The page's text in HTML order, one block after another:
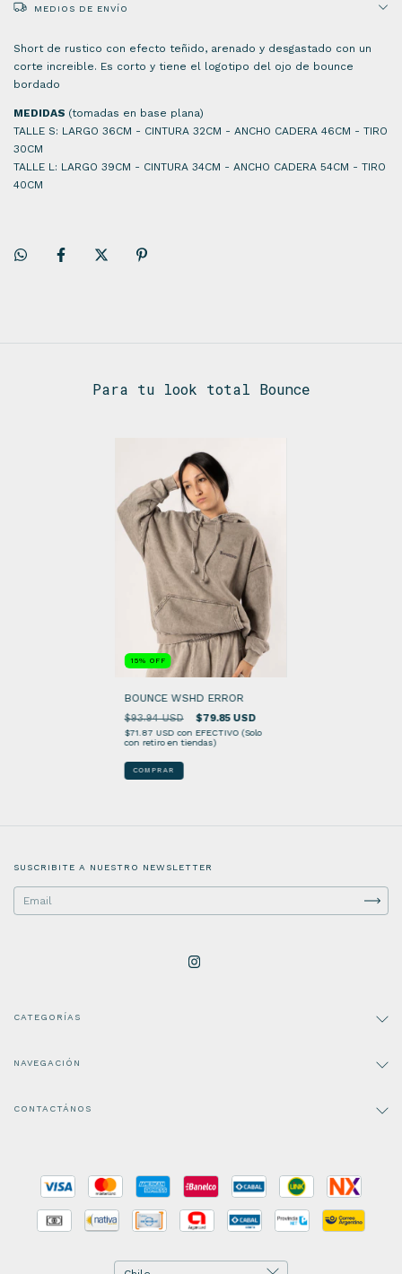
MEDIOS DE ENVÍO
Short de rustico con efecto teñido, arenado y desgastado con un
corte increible. Es corto y tiene el logotipo del ojo de bounce
bordado
MEDIDAS (tomadas en base plana)
TALLE S: LARGO 36CM - CINTURA 32CM - ANCHO CADERA 46CM - TIRO
30CM
TALLE L: LARGO 39CM - CINTURA 34CM - ANCHO CADERA 54CM - TIRO
40CM
Para tu look total Bounce
15% OFF
BOUNCE WSHD ERROR
$93.94 USD $79.85 USD
$71.87 USDcon EFECTIVO (Solo
con retiro en tiendas)
COMPRAR
SUSCRIBITE A NUESTRO NEWSLETTER
CATEGORÍAS
NAVEGACIÓN
CONTACTÁNOS